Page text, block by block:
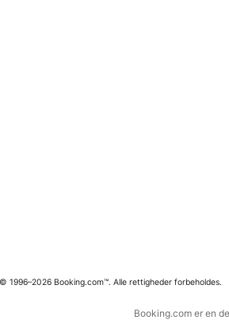
1996–2026 Booking.com™. Alle rettigheder forbeholdes.
Booking.com er en